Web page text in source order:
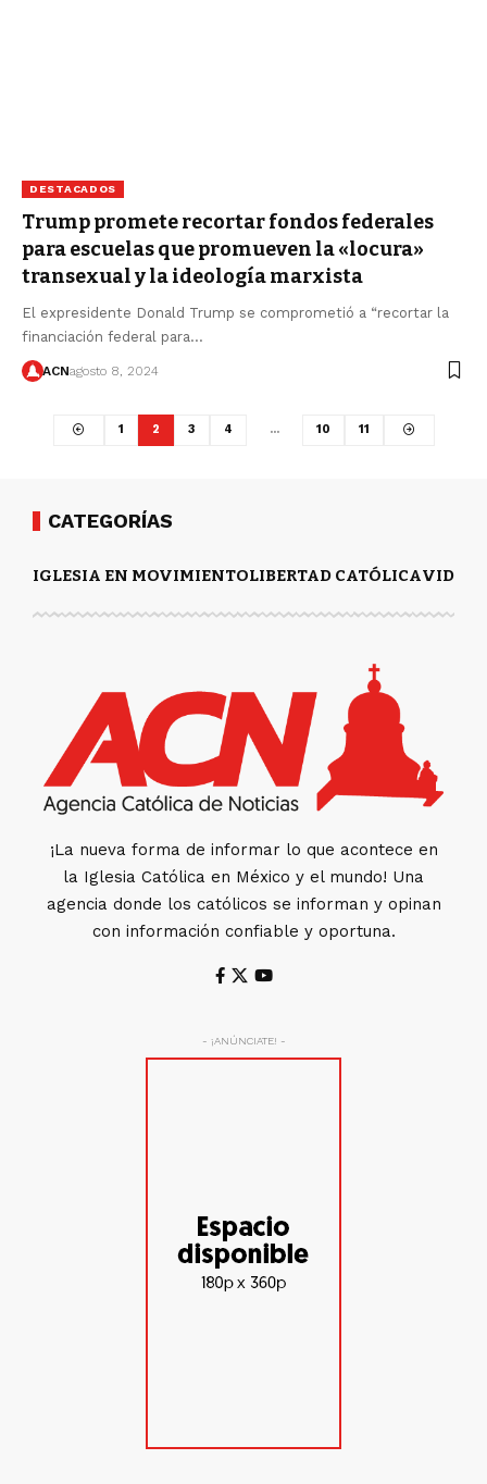
DESTACADOS
Trump promete recortar fondos federales
para escuelas que promueven la «locura»
transexual y la ideología marxista
El expresidente Donald Trump se comprometió a “recortar la
financiación federal para…
ACNagosto 8, 2024
1 2 3 4 … 10 11
CATEGORÍAS
IGLESIA EN MOVIMIENTOLIBERTAD CATÓLICAVIDA
¡La nueva forma de informar lo que acontece en
la Iglesia Católica en México y el mundo! Una
agencia donde los católicos se informan y opinan
con información confiable y oportuna.
- ¡ANÚNCIATE! -